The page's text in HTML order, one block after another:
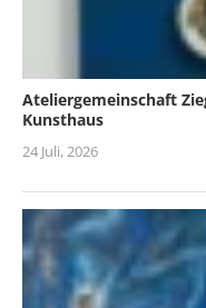
Ateliergemeinschaft
Kunsthaus
24 Juli, 2026